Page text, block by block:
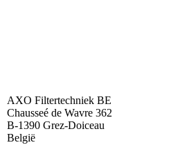
AXO Filtertechniek BE
Chausseé de Wavre 362
B-1390 Grez-Doiceau
België